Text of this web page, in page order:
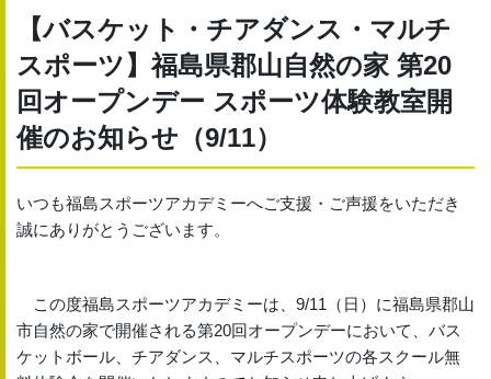
【バスケット・チアダンス・マルチ
スポーツ】福島県郡山自然の家 第20
回オープンデー スポーツ体験教室開
催のお知らせ（9/11）
いつも福島スポーツアカデミーへご支援・ご声援をいただき
誠にありがとうございます。
この度福島スポーツアカデミーは、9/11（日）に福島県郡山
市自然の家で開催される第20回オープンデーにおいて、バス
ケットボール、チアダンス、マルチスポーツの各スクール無